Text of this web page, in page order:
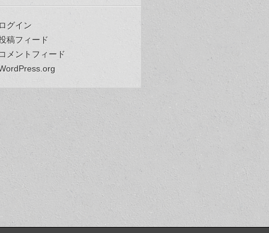
グイン
稿フィード
メントフィード